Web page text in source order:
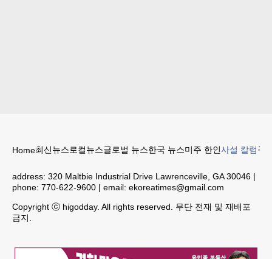
Home최신뉴스로컬뉴스글로벌 뉴스한국 뉴스미주 한인사설 칼럼구
address: 320 Maltbie Industrial Drive Lawrenceville, GA 30046 |
phone: 770-622-9600 | email: ekoreatimes@gmail.com
Copyright ⓒ higodday. All rights reserved. 무단 전재 및 재배포
금지.